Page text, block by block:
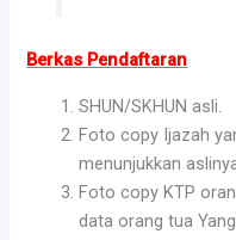
Berkas Pendaftaran
SHUN/SKHUN asli.
Foto copy Ijazah
menunjukkan
Foto copy KTP
data orang tua